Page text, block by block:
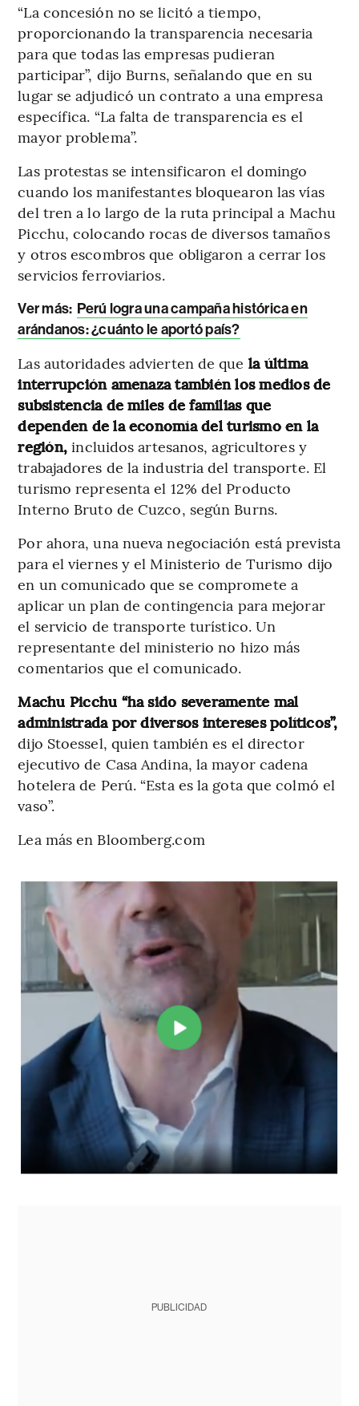
“La concesión no se licitó a tiempo,
proporcionando la transparencia necesaria
para que todas las empresas pudieran
participar”, dijo Burns, señalando que en su
lugar se adjudicó un contrato a una empresa
específica. “La falta de transparencia es el
mayor problema”.
Las protestas se intensificaron el domingo
cuando los manifestantes bloquearon las vías
del tren a lo largo de la ruta principal a Machu
Picchu, colocando rocas de diversos tamaños
y otros escombros que obligaron a cerrar los
servicios ferroviarios.
Ver más: Perú logra una campaña histórica en
arándanos: ¿cuánto le aportó país?
Las autoridades advierten de que la última
interrupción amenaza también los medios de
subsistencia de miles de familias que
dependen de la economía del turismo en la
región,incluidos artesanos, agricultores y
trabajadores de la industria del transporte. El
turismo representa el 12% del Producto
Interno Bruto de Cuzco, según Burns.
Por ahora, una nueva negociación está prevista
para el viernes y el Ministerio de Turismo dijo
en un comunicado que se compromete a
aplicar un plan de contingencia para mejorar
el servicio de transporte turístico. Un
representante del ministerio no hizo más
comentarios que el comunicado.
Machu Picchu “ha sido severamente mal
administrada por diversos intereses políticos”,
dijo Stoessel, quien también es el director
ejecutivo de Casa Andina, la mayor cadena
hotelera de Perú. “Esta es la gota que colmó el
vaso”.
Lea más en Bloomberg.com
PUBLICIDAD